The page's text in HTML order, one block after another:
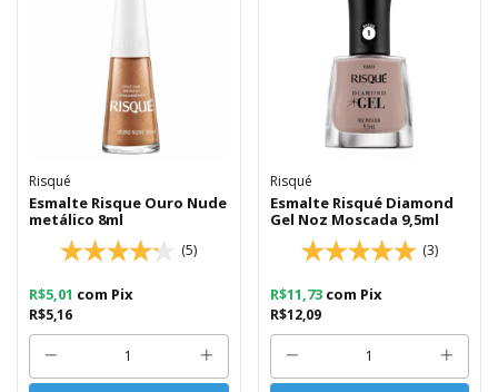
Risqué
Esmalte Risque Ouro Nude
metálico 8ml
(5)
R$5,16
R$5,01 com Pix
Risqué
Esmalte Risqué Diamond
Gel Noz Moscada 9,5ml
(3)
R$12,09
R$11,73 com Pix